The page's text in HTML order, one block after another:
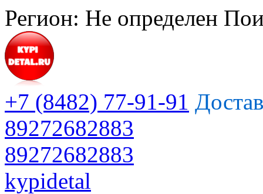
Регион: Не определен
+7 (8482) 77-91-91
89272682883
89272682883
kypidetal